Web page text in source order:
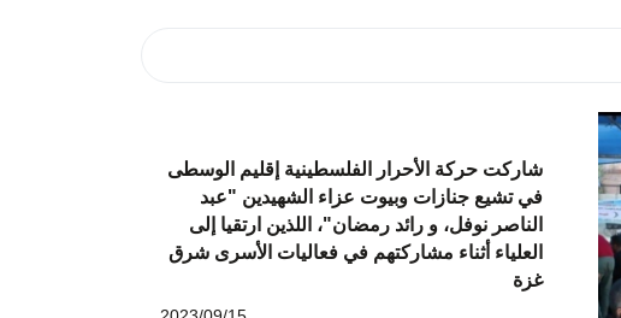
شاركت حركة الأحرار الفلسطينية إقليم الوسطى
في تشيع جنازات وبيوت عزاء الشهيدين "عبد
الناصر نوفل، و رائد رمضان"، اللذين ارتقيا إلى
العلياء أثناء مشاركتهم في فعاليات الأسرى شرق
غزة